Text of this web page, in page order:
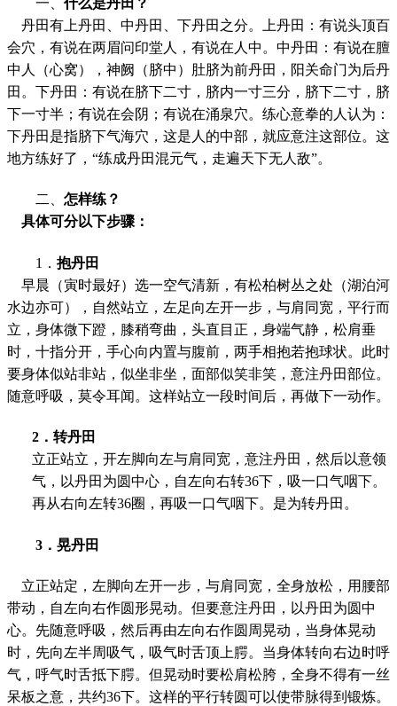
丹田有上丹田、中丹田、下丹田之分。上丹田：有说头顶百
会穴，有说在两眉问印堂人，有说在人中。中丹田：有说在膻
中人（心窝），神阙（脐中）肚脐为前丹田，阳关命门为后丹
田。下丹田：有说在脐下二寸，脐内一寸三分，脐下二寸，脐
下一寸半；有说在会阴；有说在涌泉穴。练心意拳的人认为：
下丹田是指脐下气海穴，这是人的中部，就应意注这部位。这
地方练好了， “练成丹田混元气，走遍天下无人敌”。
二、怎样练？
具体可分以下步骤：
1．抱丹田
早晨（寅时最好）选一空气清新，有松柏树丛之处（湖泊河
水边亦可），自然站立，左足向左开一步，与肩同宽，平行而
立，身体微下蹬，膝稍弯曲，头直目正，身端气静，松肩垂
时，十指分开，手心向内置与腹前，两手相抱若抱球状。此时
要身体似站非站，似坐非坐，面部似笑非笑，意注丹田部位。
随意呼吸，莫令耳闻。这样站立一段时间后，再做下一动作。
2 ．转丹田
立正站立，开左脚向左与肩同宽，意注丹田，然后以意领
气，以丹田为圆中心，自左向右转36下，吸一口气咽下。
再从右向左转36圈，再吸一口气咽下。是为转丹田。
3 ．晃丹田
立正站定，左脚向左开一步，与肩同宽，全身放松，用腰部
带动，自左向右作圆形晃动。但要意注丹田，以丹田为圆中
心。先随意呼吸，然后再由左向右作圆周晃动，当身体晃动
时，先向左半周吸气，吸气时舌顶上腭。当身体转向右边时呼
气，呼气时舌抵下腭。但晃动时要松肩松胯，全身不得有一丝
呆板之意，共约36 下。这样的平行转圆可以使带脉得到锻炼。